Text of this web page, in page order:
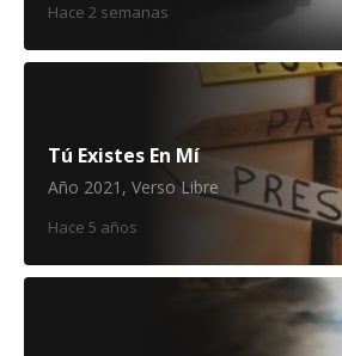
Hace 2 semanas
Tú Existes En Mí
Año 2021 , Verso Libre
Hace 5 años